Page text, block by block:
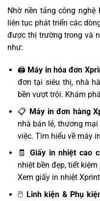
Nhờ nền tảng công nghệ
liên tục phát triển các
được thị trường trong và
như:
🖨️ Máy in hóa đơn
đơn tại siêu thị, nhà
bền vượt trội. Khám
📋 Máy in đơn hàng
nhà bán lẻ, thương
việc. Tìm hiểu về máy
🧾Giấy in nhiệt cao
nhiệt bền đẹp, tiết
Xem giấy in nhiệt
🖱️ Linh kiện & Phụ